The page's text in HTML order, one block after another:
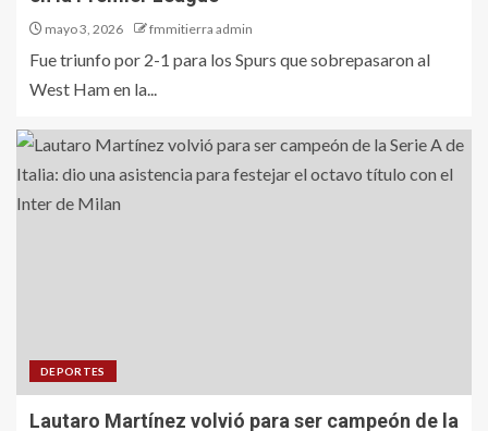
mayo 3, 2026 fmmitierra admin
Fue triunfo por 2-1 para los Spurs que sobrepasaron al
West Ham en la...
DEPORTES
Lautaro Martínez volvió para ser campeón de la